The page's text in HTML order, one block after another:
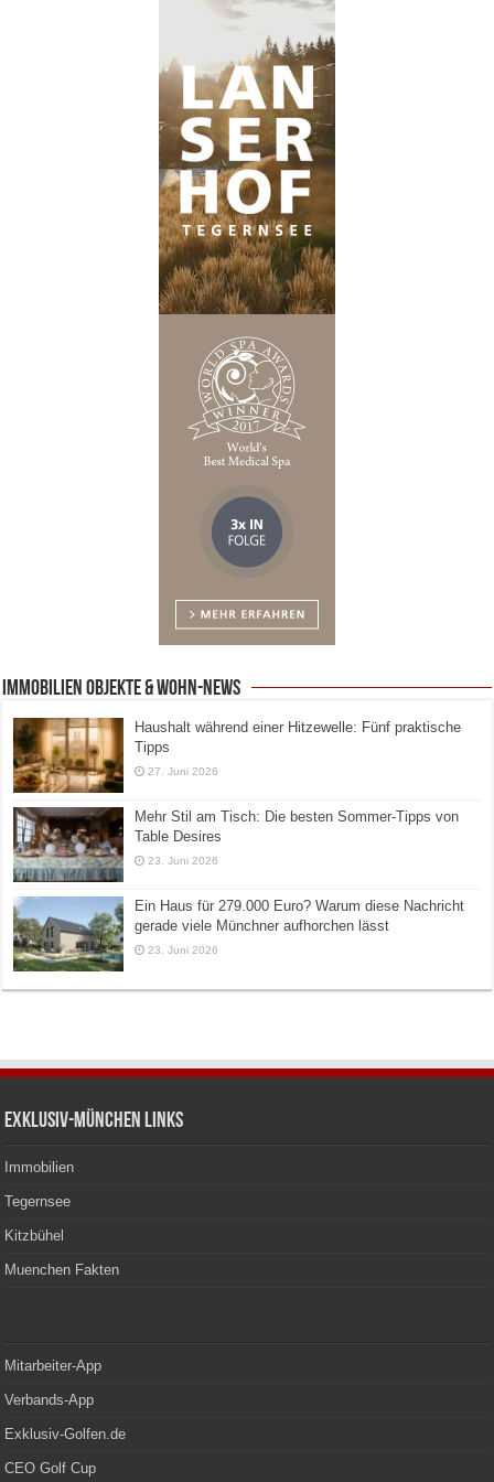
Immobilien Objekte & Wohn-News
Haushalt während einer Hitzewelle: Fünf praktische
Tipps
27. Juni 2026
Mehr Stil am Tisch: Die besten Sommer-Tipps von
Table Desires
23. Juni 2026
Ein Haus für 279.000 Euro? Warum diese Nachricht
gerade viele Münchner aufhorchen lässt
23. Juni 2026
Exklusiv-München Links
Immobilien
Tegernsee
Kitzbühel
Muenchen Fakten
Mitarbeiter-App
Verbands-App
Exklusiv-Golfen.de
CEO Golf Cup